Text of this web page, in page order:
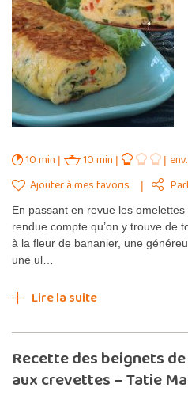
10 min 10 min
Ajouter à mes favoris
En passant en revue les
rendue compte qu’on y trouve de
à la fleur de bananier, une
une ul…
Lire la suite
Recette des beignets
aux crevettes – Tatie